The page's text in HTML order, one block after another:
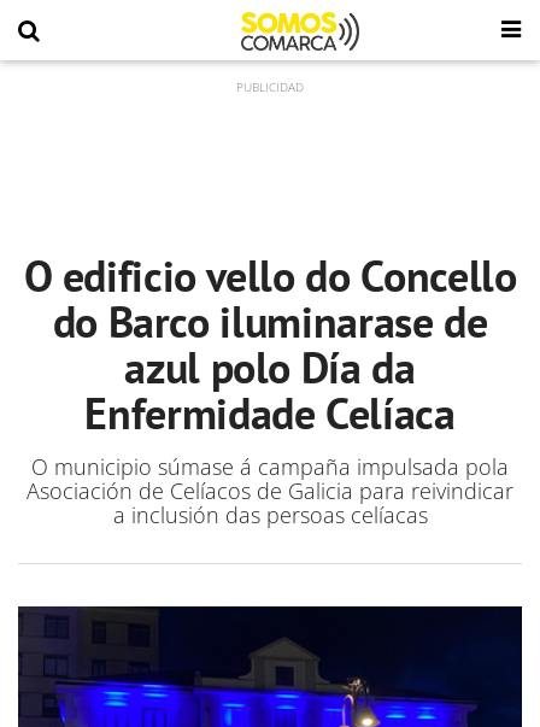
O edificio vello do Concello
do Barco iluminarase de
azul polo Día da
Enfermidade Celíaca
O municipio súmase á campaña impulsada pola
Asociación de Celíacos de Galicia para reivindicar
a inclusión das persoas celíacas